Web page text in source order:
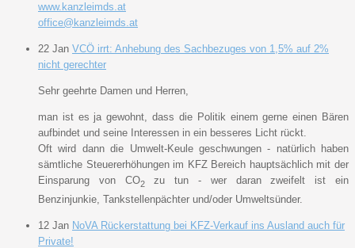
www.kanzleimds.at
office@kanzleimds.at
22 Jan VCÖ irrt: Anhebung des Sachbezuges von 1,5% auf 2%
nicht gerechter
Sehr geehrte Damen und Herren,
man ist es ja gewohnt, dass die Politik einem gerne einen Bären
aufbindet und seine Interessen in ein besseres Licht rückt.
Oft wird dann die Umwelt-Keule geschwungen - natürlich haben
sämtliche Steuererhöhungen im KFZ Bereich hauptsächlich mit der
Einsparung von CO2zu tun - wer daran zweifelt ist ein
Benzinjunkie, Tankstellenpächter und/oder Umweltsünder.
12 Jan NoVA Rückerstattung bei KFZ-Verkauf ins Ausland auch für
Private!